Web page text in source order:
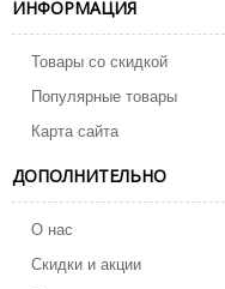
ИНФОРМАЦИЯ
Товары со скидкой
Популярные товары
Карта сайта
ДОПОЛНИТЕЛЬНО
О нас
Скидки и акции